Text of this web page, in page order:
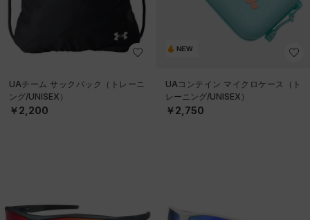
UAチーム サックパック（トレーニ
ング/UNISEX）
￥2,200
NEW
UAコンテイン マイクロケース（ト
レーニング/UNISEX）
￥2,750